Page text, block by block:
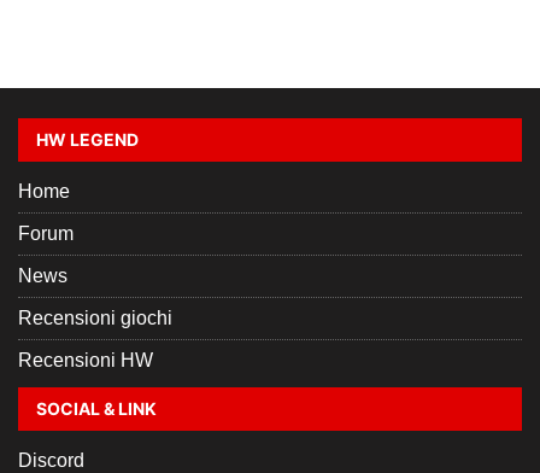
HW LEGEND
Home
Forum
News
Recensioni giochi
Recensioni HW
SOCIAL & LINK
Discord